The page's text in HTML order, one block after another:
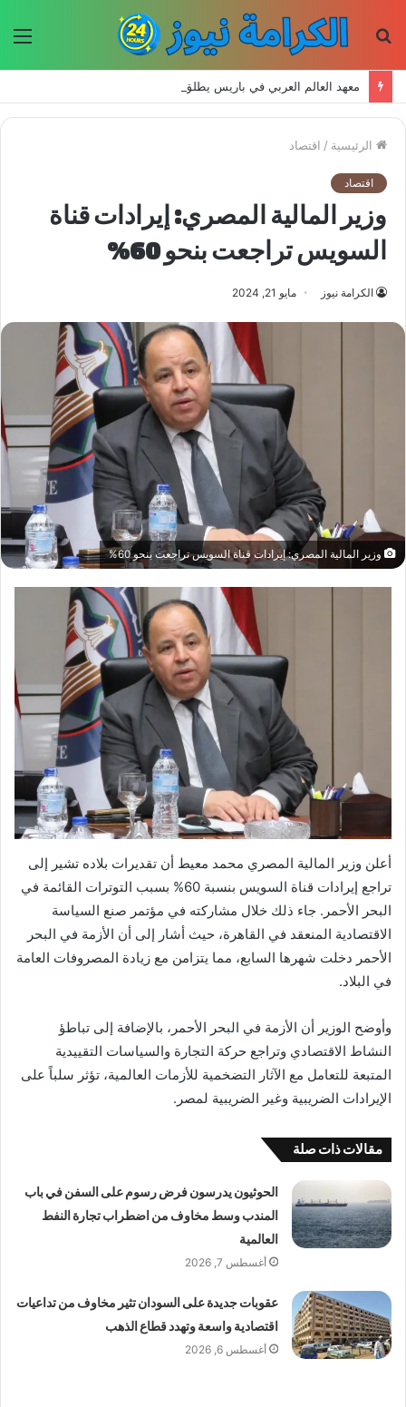
الرئيسية / اقتصاد
اقتصاد
وزير المالية المصري: إيرادات قناة
السويس تراجعت بنحو 60%
الكرامة نيوز مايو 21, 2024
وزير المالية المصري: إيرادات قناة السويس تراجعت بنحو 60%
أعلن وزير المالية المصري محمد معيط أن تقديرات بلاده تشير إلى
تراجع إيرادات قناة السويس بنسبة 60% بسبب التوترات القائمة في
البحر الأحمر. جاء ذلك خلال مشاركته في مؤتمر صنع السياسة
الاقتصادية المنعقد في القاهرة، حيث أشار إلى أن الأزمة في البحر
الأحمر دخلت شهرها السابع، مما يتزامن مع زيادة المصروفات العامة
في البلاد.
وأوضح الوزير أن الأزمة في البحر الأحمر، بالإضافة إلى تباطؤ
النشاط الاقتصادي وتراجع حركة التجارة والسياسات التقييدية
المتبعة للتعامل مع الآثار التضخمية للأزمات العالمية، تؤثر سلباً على
الإيرادات الضريبية وغير الضريبية لمصر.
مقالات ذات صلة
الحوثيون يدرسون فرض رسوم على السفن في باب
المندب وسط مخاوف من اضطراب تجارة النفط
العالمية
أغسطس 7, 2026
عقوبات جديدة على السودان تثير مخاوف من تداعيات
اقتصادية واسعة وتهدد قطاع الذهب
أغسطس 6, 2026